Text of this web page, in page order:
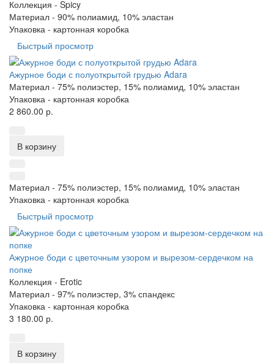
Коллекция - Spicy
Материал - 90% полиамид, 10% эластан
Упаковка - картонная коробка
Быстрый просмотр
Ажурное боди с полуоткрытой грудью Adara
Материал - 75% полиэстер, 15% полиамид, 10% эластан
Упаковка - картонная коробка
2 860.00 р.
В корзину
Материал - 75% полиэстер, 15% полиамид, 10% эластан
Упаковка - картонная коробка
Быстрый просмотр
Ажурное боди с цветочным узором и вырезом-сердечком на
попке
Коллекция - Erotic
Материал - 97% полиэстер, 3% спандекс
Упаковка - картонная коробка
3 180.00 р.
В корзину